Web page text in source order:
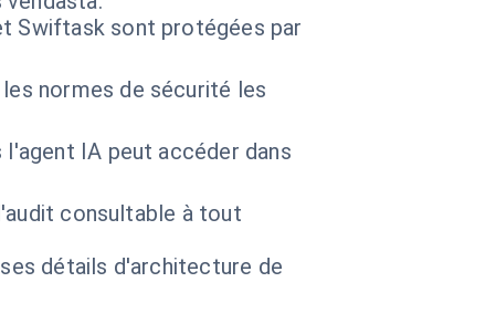
Swiftask sont protégées par
normes de sécurité les
IA peut accéder dans
consultable à tout
détails d'architecture de